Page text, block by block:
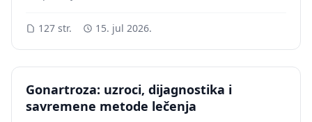
127 str. 15. jul 2026.
Gonartroza: uzroci, dijagnostika i
savremene metode lečenja